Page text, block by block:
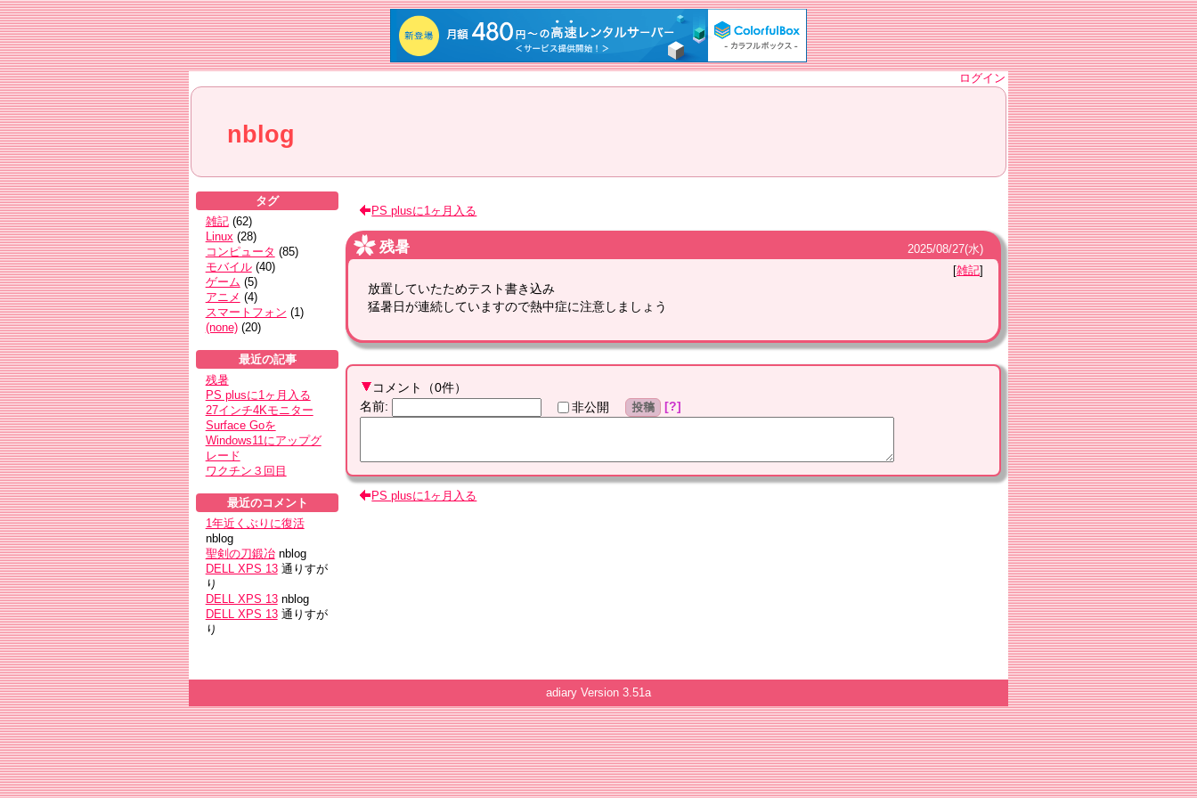
ログイン
nblog
PS plusに1ヶ月入る
2025/08/27(水)
残暑
雑記
放置していたためテスト書き込み
猛暑日が連続していますので熱中症に注意しましょう
コメント （0件）
名前: 非公開 投稿 ?
PS plusに1ヶ月入る
タグ
雑記 (62)
Linux (28)
コンピュータ (85)
モバイル (40)
ゲーム (5)
アニメ (4)
スマートフォン (1)
(none) (20)
最近の記事
残暑
PS plusに1ヶ月入る
27インチ4Kモニター
Surface Goを
Windows11にアップグ
レード
ワクチン３回目
最近のコメント
1年近くぶりに復活
nblog
聖剣の刀鍛冶 nblog
DELL XPS 13 通りすが
り
DELL XPS 13 nblog
DELL XPS 13 通りすが
り
adiary Version 3.51a